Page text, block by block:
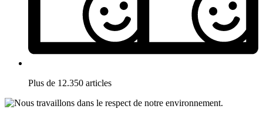
Plus de 12.350 articles